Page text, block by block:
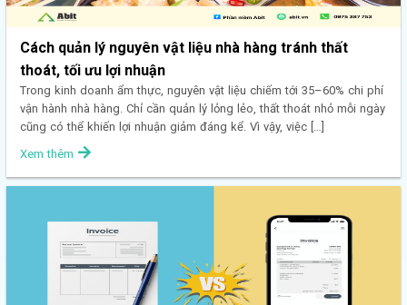
Cách quản lý nguyên vật liệu nhà hàng tránh thất
thoát, tối ưu lợi nhuận
Trong kinh doanh ẩm thực, nguyên vật liệu chiếm tới 35–60% chi phí
vận hành nhà hàng. Chỉ cần quản lý lỏng lẻo, thất thoát nhỏ mỗi ngày
cũng có thể khiến lợi nhuận giảm đáng kể. Vì vậy, việc […]
Xem thêm